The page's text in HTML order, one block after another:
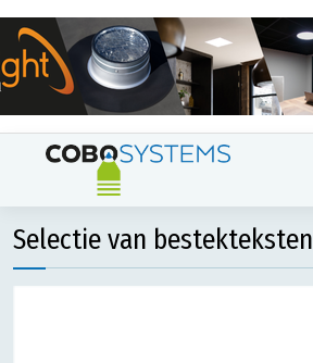
Selectie van bestekteksten